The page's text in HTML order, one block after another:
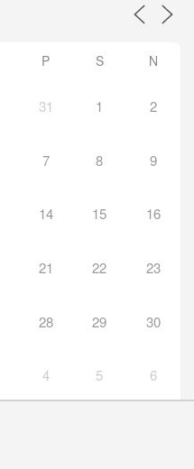
P S N
31 1 2
7 8 9
14 15 16
21 22 23
28 29 30
4 5 6